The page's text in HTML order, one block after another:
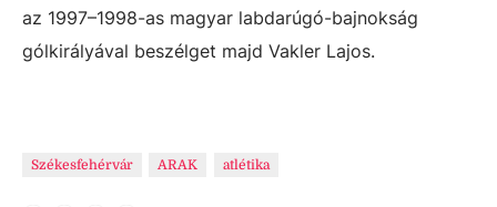
az 1997–1998-as magyar labdarúgó-bajnokság
gólkirályával beszélget majd Vakler Lajos.
Székesfehérvár ARAK atlétika